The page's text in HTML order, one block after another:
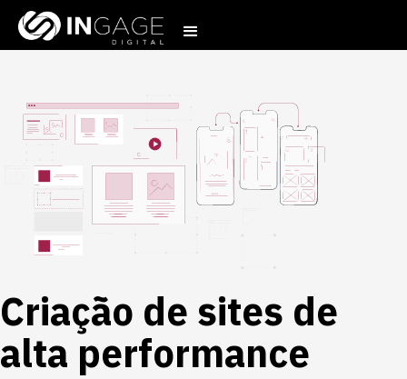
Criação de sites de
alta performance